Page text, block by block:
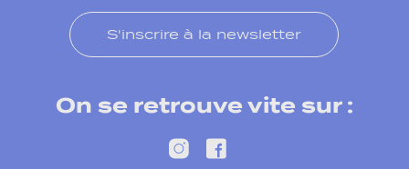
S'inscrire à la newsletter
On se retrouve vite sur :